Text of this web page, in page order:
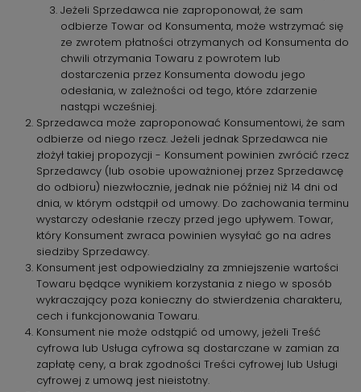
Jeżeli Sprzedawca nie zaproponował, że sam
odbierze Towar od Konsumenta, może wstrzymać się
ze zwrotem płatności otrzymanych od Konsumenta do
chwili otrzymania Towaru z powrotem lub
dostarczenia przez Konsumenta dowodu jego
odesłania, w zależności od tego, które zdarzenie
nastąpi wcześniej.
Sprzedawca może zaproponować Konsumentowi, że sam
odbierze od niego rzecz. Jeżeli jednak Sprzedawca nie
złożył takiej propozycji - Konsument powinien zwrócić rzecz
Sprzedawcy (lub osobie upoważnionej przez Sprzedawcę
do odbioru) niezwłocznie, jednak nie później niż 14 dni od
dnia, w którym odstąpił od umowy. Do zachowania terminu
wystarczy odesłanie rzeczy przed jego upływem. Towar,
który Konsument zwraca powinien wysyłać go na adres
siedziby Sprzedawcy.
Konsument jest odpowiedzialny za zmniejszenie wartości
Towaru będące wynikiem korzystania z niego w sposób
wykraczający poza konieczny do stwierdzenia charakteru,
cech i funkcjonowania Towaru.
Konsument nie może odstąpić od umowy, jeżeli Treść
cyfrowa lub Usługa cyfrowa są dostarczane w zamian za
zapłatę ceny, a brak zgodności Treści cyfrowej lub Usługi
cyfrowej z umową jest nieistotny.